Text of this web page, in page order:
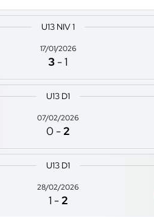
U13 NIV 1
17/01/2026
3 -1
U13 D1
07/02/2026
0 -2
U13 D1
28/02/2026
1 -2